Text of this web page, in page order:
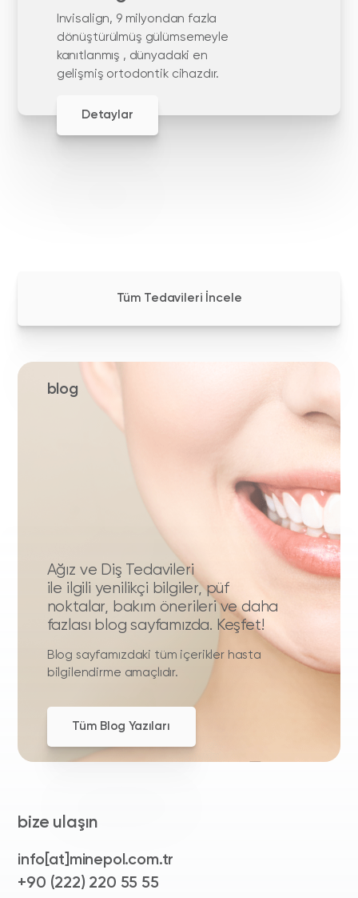
Invisalign, 9 milyondan fazla
dönüştürülmüş gülümsemeyle
kanıtlanmış , dünyadaki en
gelişmiş ortodontik cihazdır.
Detaylar
Tüm Tedavileri İncele
blog
Ağız ve Diş Tedavileri
ile ilgili yenilikçi bilgiler, püf
noktalar, bakım önerileri ve daha
fazlası blog sayfamızda. Keşfet!
Blog sayfamızdaki tüm içerikler hasta
bilgilendirme amaçlıdır.
Tüm Blog Yazıları
bize ulaşın
info[at]minepol.com.tr
+90 (222) 220 55 55